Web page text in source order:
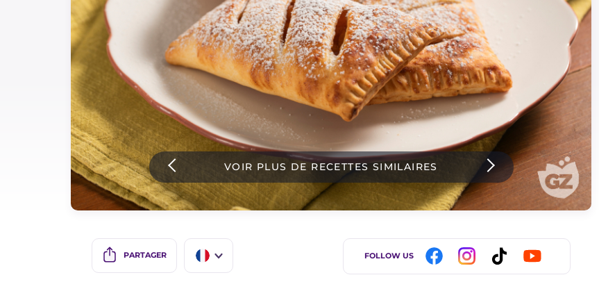
Dernieres recettes
Instagram
YouTube
VOIR PLUS DE RECETTES SIMILAIRES
PARTAGER FOLLOW US